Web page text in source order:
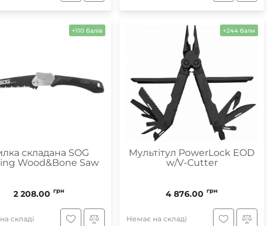
+110 балів
складана SOG
Wood&Bone Saw
2 208.00 грн
складі
+244 бали
Мультітул PowerLock EOD
w/V-Cutter
4 876.00 грн
Немає на складі